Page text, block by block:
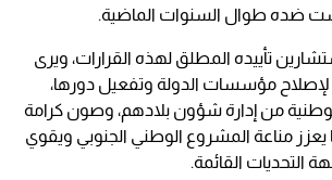
ضده طوال السنوات الماضية.
تأييده المطلق لهذه القرارات، ويرى
لإصلاح مؤسسات الدولة وتفعيل دورها،
من إدارة شؤون بلادهم، وصون كرامة
يعزز مناعة المشروع الوطني الجنوبي ويقوي
القائمة.